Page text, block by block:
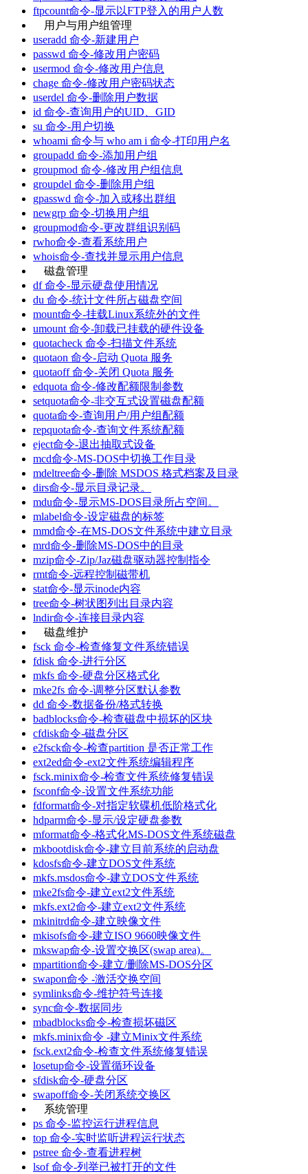
ftpcount命令-显示以FTP登入的用户人数
用户与用户组管理
useradd 命令-新建用户
passwd 命令-修改用户密码
usermod 命令-修改用户信息
chage 命令-修改用户密码状态
userdel 命令-删除用户数据
id 命令-查询用户的UID、GID
su 命令-用户切换
whoami 命令与 who am i 命令-打印用户名
groupadd 命令-添加用户组
groupmod 命令-修改用户组信息
groupdel 命令-删除用户组
gpasswd 命令-加入或移出群组
newgrp 命令-切换用户组
groupmod命令-更改群组识别码
rwho命令-查看系统用户
whois命令-查找并显示用户信息
磁盘管理
df 命令-显示硬盘使用情况
du 命令-统计文件所占磁盘空间
mount命令-挂载Linux系统外的文件
umount 命令-卸载已挂载的硬件设备
quotacheck 命令-扫描文件系统
quotaon 命令-启动 Quota 服务
quotaoff 命令-关闭 Quota 服务
edquota 命令-修改配额限制参数
setquota命令-非交互式设置磁盘配额
quota命令-查询用户/用户组配额
repquota命令-查询文件系统配额
eject命令-退出抽取式设备
mcd命令-MS-DOS中切换工作目录
mdeltree命令-删除 MSDOS 格式档案及目录
dirs命令-显示目录记录。
mdu命令-显示MS-DOS目录所占空间。
mlabel命令-设定磁盘的标签
mmd命令-在MS-DOS文件系统中建立目录
mrd命令-删除MS-DOS中的目录
mzip命令-Zip/Jaz磁盘驱动器控制指令
rmt命令-远程控制磁带机
stat命令-显示inode内容
tree命令-树状图列出目录内容
lndir命令-连接目录内容
磁盘维护
fsck 命令-检查修复文件系统错误
fdisk 命令-进行分区
mkfs 命令-硬盘分区格式化
mke2fs 命令-调整分区默认参数
dd 命令-数据备份/格式转换
badblocks命令-检查磁盘中损坏的区块
cfdisk命令-磁盘分区
e2fsck命令-检查partition 是否正常工作
ext2ed命令-ext2文件系统编辑程序
fsck.minix命令-检查文件系统修复错误
fsconf命令-设置文件系统功能
fdformat命令-对指定软碟机低阶格式化
hdparm命令-显示/设定硬盘参数
mformat命令-格式化MS-DOS文件系统磁盘
mkbootdisk命令-建立目前系统的启动盘
kdosfs命令-建立DOS文件系统
mkfs.msdos命令-建立DOS文件系统
mke2fs命令-建立ext2文件系统
mkfs.ext2命令-建立ext2文件系统
mkinitrd命令-建立映像文件
mkisofs命令-建立ISO 9660映像文件
mkswap命令-设置交换区(swap area)。
mpartition命令-建立/删除MS-DOS分区
swapon命令 -激活交换空间
symlinks命令-维护符号连接
sync命令-数据同步
mbadblocks命令-检查损坏磁区
mkfs.minix命令 -建立Minix文件系统
fsck.ext2命令-检查文件系统修复错误
losetup命令-设置循环设备
sfdisk命令-硬盘分区
swapoff命令-关闭系统交换区
系统管理
ps 命令-监控运行进程信息
top 命令-实时监听进程运行状态
pstree 命令-查看进程树
lsof 命令-列举已被打开的文件